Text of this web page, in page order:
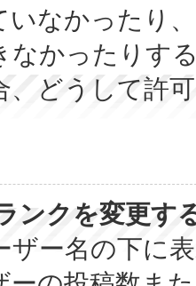
いなかったり
なかったりす
、どうして許
ンクを変更す
ザー名の下に